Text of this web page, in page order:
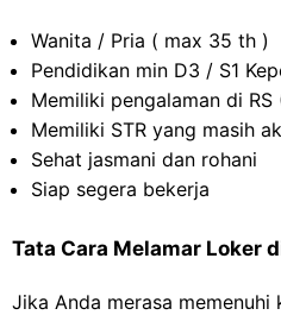
Wanita / Pria ( max 35 th )
Pendidikan min D3 / S1
Memiliki pengalaman di
Memiliki STR yang masih
Sehat jasmani dan rohani
Siap segera bekerja
Tata Cara Melamar Loker
Jika Anda merasa